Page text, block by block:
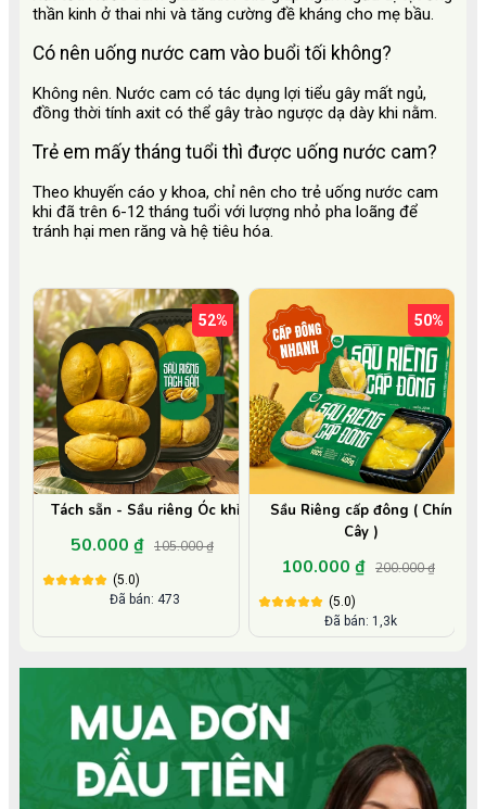
thần kinh ở thai nhi và tăng cường đề kháng cho mẹ bầu.
Có nên uống nước cam vào buổi tối không?
Không nên. Nước cam có tác dụng lợi tiểu gây mất ngủ,
đồng thời tính axit có thể gây trào ngược dạ dày khi nằm.
Trẻ em mấy tháng tuổi thì được uống nước cam?
Theo khuyến cáo y khoa, chỉ nên cho trẻ uống nước cam
khi đã trên 6-12 tháng tuổi với lượng nhỏ pha loãng để
tránh hại men răng và hệ tiêu hóa.
52%
Tách sẵn - Sầu riêng Óc khỉ
50.000 ₫ 105.000 ₫
(5.0)
Đã bán: 473
50%
Sầu Riêng cấp đông ( Chín
Cây )
100.000 ₫ 200.000 ₫
(5.0)
Đã bán: 1,3k